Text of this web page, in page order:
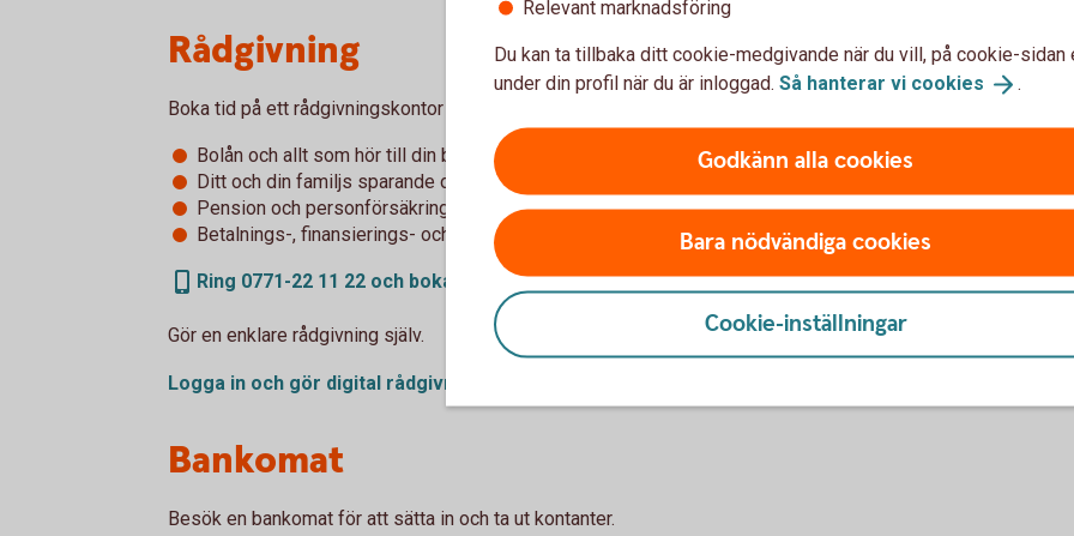
Rådgivning
Boka tid på ett rådgivningskontor när du vill prata om:
Bolån och allt som hör till din boendeekonomi
Ditt och din familjs sparande och placeringar
Pension och personförsäkringar
Betalnings-, finansierings- och tjänstepensionslösningar för ditt företag
Ring 0771-22 11 22 och boka rådgivning på kontor
Gör en enklare rådgivning själv.
Logga in och gör digital rådgivning
Bankomat
Besök en bankomat för att sätta in och ta ut kontanter.
Relevant marknadsföring
Du kan ta tillbaka ditt cookie-medgivande när du vill, på cookie-sidan
under din profil när du är inloggad. Så hanterar vi cookies .
Godkänn alla cookies
Bara nödvändiga cookies
Cookie-inställningar